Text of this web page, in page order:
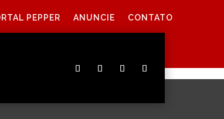
PEPPER ANUNCIE CONTATO